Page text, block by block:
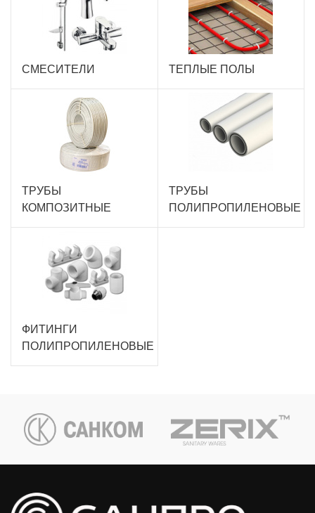
СМЕСИТЕЛИ ТЕПЛЫЕ ПОЛЫ
ТРУБЫ
КОМПОЗИТНЫЕ
ТРУБЫ
ПОЛИПРОПИЛЕНОВЫЕ
ФИТИНГИ
ПОЛИПРОПИЛЕНОВЫЕ